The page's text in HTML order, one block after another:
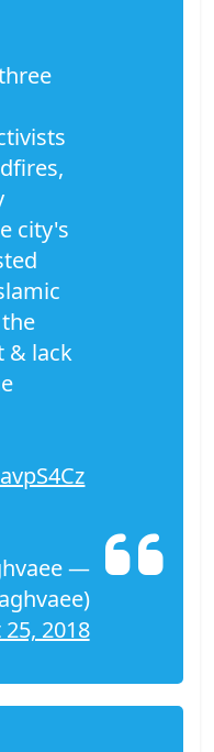
city's
& lack
2018